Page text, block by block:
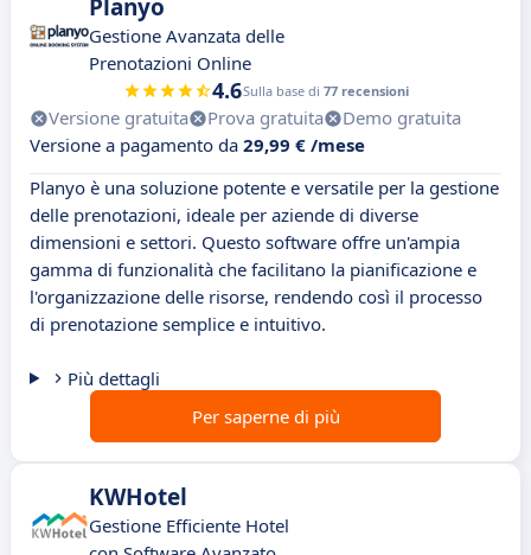
Planyo
Gestione Avanzata delle
Prenotazioni Online
4.6Sulla base di 77 recensioni
Versione gratuita Prova gratuita
Demo gratuita
Versione a pagamento da 29,99 € /mese
Planyo è una soluzione potente e versatile per la gestione
delle prenotazioni, ideale per aziende di diverse
dimensioni e settori. Questo software offre un'ampia
gamma di funzionalità che facilitano la pianificazione e
l'organizzazione delle risorse, rendendo così il processo
di prenotazione semplice e intuitivo.
Più dettagli
Per saperne di più
KWHotel
Gestione Efficiente Hotel